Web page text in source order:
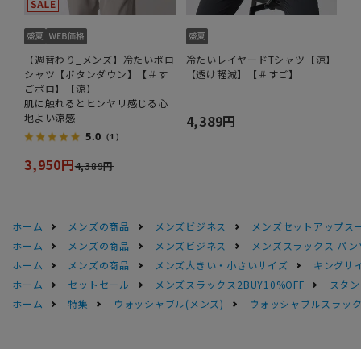
【週替わり_メンズ】冷たいポロ
シャツ【ボタンダウン】【＃す
ごポロ】【涼】
肌に触れるとヒンヤリ感じる心
地よい涼感
5.0 （1）
3,950円4,389円
冷たいレイヤードTシャツ【涼】
【透け軽減】【＃すご】
4,389円
ホーム メンズの商品 メンズビジネス
メンズセットアップス
ホーム
メンズの商品 メンズビジネス
メンズスラックス パン
ホーム
メンズの商品 メンズ大きい・小さいサイズ
キングサ
ホーム
セットセール メンズスラックス2BUY10%OFF
スタ
ホーム
特集 ウォッシャブル(メンズ) ウォッシャブルスラッ